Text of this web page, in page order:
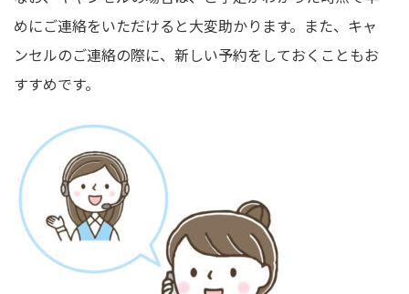
めにご連絡をいただけると大変助かります。また、キャ
ンセルのご連絡の際に、新しい予約をしておくこともお
すすめです。